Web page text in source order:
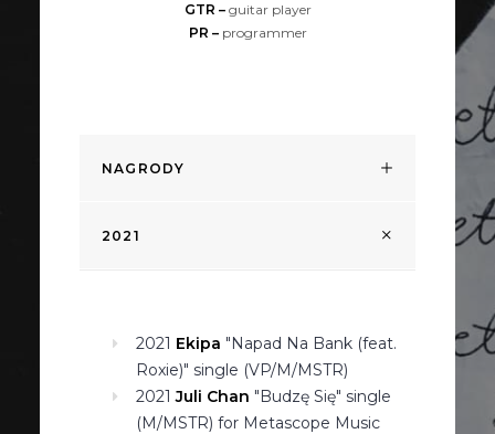
GTR – guitar player
PR – programmer
NAGRODY
2021
2021 Ekipa "Napad Na Bank (feat.
Roxie)" single (VP/M/MSTR)
2021Juli Chan "Budzę Się" single
(M/MSTR) for Metascope Music